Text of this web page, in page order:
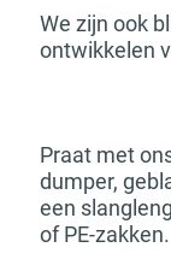
We zijn ook
ontwikkelen
Praat met
dumper,
een
of PE-zakken.